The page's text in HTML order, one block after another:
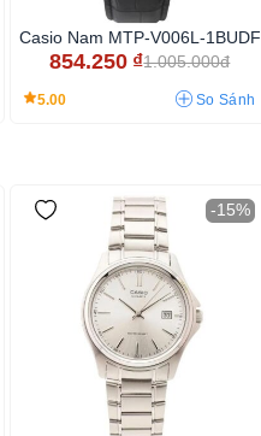
Casio Nam MTP-V006L-1BUDF
854.250 ₫1.005.000đ
5.00 So Sánh
-15%